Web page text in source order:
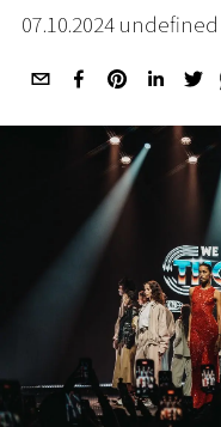
07.10.2024 undefined